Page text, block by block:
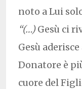
noto a Lui
“(…)Gesù ci
Gesù
Donatore è
cuore del